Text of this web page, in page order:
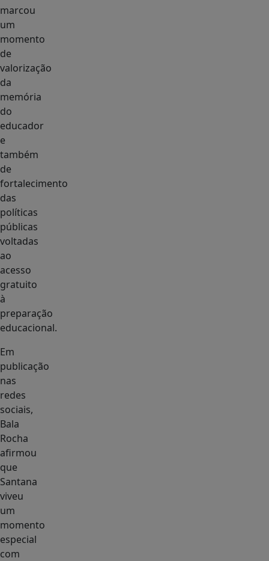
marcou
um
momento
de
valorização
da
memória
do
educador
e
também
de
fortalecimento
das
políticas
públicas
voltadas
ao
acesso
gratuito
à
preparação
educacional.
Em
publicação
nas
redes
sociais,
Bala
Rocha
afirmou
que
Santana
viveu
um
momento
especial
com